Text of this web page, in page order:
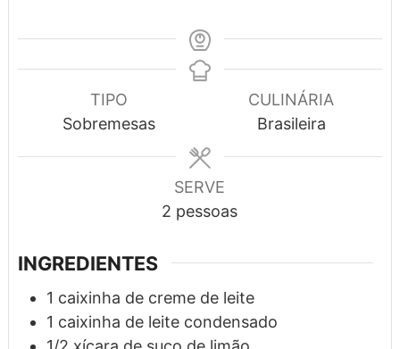
TIPO
Sobremesas
CULINÁRIA
Brasileira
SERVE
2 pessoas
INGREDIENTES
1 caixinha de creme de leite
1 caixinha de leite condensado